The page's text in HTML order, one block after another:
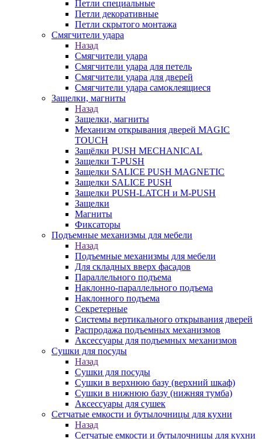
Петли специальные
Петли декоративные
Петли скрытого монтажа
Смягчители удара
Назад
Смягчители удара
Смягчители удара для петель
Смягчители удара для дверей
Cмягчители удара самоклеящиеся
Защелки, магниты
Назад
Защелки, магниты
Механизм открывания дверей MAGIC
TOUCH
Защёлки PUSH MECHANICAL
Защелки T-PUSH
Защелки SALICE PUSH MAGNETIC
Защелки SALICE PUSH
Защелки PUSH-LATCH и M-PUSH
Защелки
Магниты
Фиксаторы
Подъемные механизмы для мебели
Назад
Подъемные механизмы для мебели
Для складных вверх фасадов
Параллельного подъема
Наклонно-параллельного подъема
Наклонного подъема
Секретерные
Системы вертикального открывания дверей
Распродажа подъемных механизмов
Аксессуары для подъемных механизмов
Сушки для посуды
Назад
Сушки для посуды
Сушки в верхнюю базу (верхний шкаф)
Сушки в нижнюю базу (нижняя тумба)
Аксессуары для сушек
Сетчатые емкости и бутылочницы для кухни
Назад
Сетчатые емкости и бутылочницы для кухни